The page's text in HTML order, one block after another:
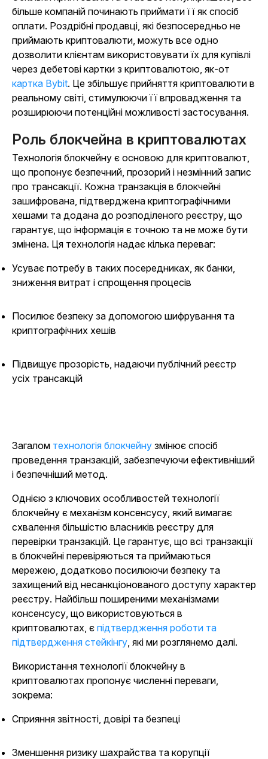
більше компаній починають приймати її як спосіб
оплати. Роздрібні продавці, які безпосередньо не
приймають криптовалюти, можуть все одно
дозволити клієнтам використовувати їх для купівлі
через дебетові картки з криптовалютою, як-от
картка Bybit. Це збільшує прийняття криптовалюти в
реальному світі, стимулюючи її впровадження та
розширюючи потенційні можливості застосування.
Роль блокчейна в криптовалютах
Технологія блокчейну є основою для криптовалют,
що пропонує безпечний, прозорий і незмінний запис
про трансакції. Кожна транзакція в блокчейні
зашифрована, підтверджена криптографічними
хешами та додана до розподіленого реєстру, що
гарантує, що інформація є точною та не може бути
змінена. Ця технологія надає кілька переваг:
Усуває потребу в таких посередниках, як банки,
зниження витрат і спрощення процесів
Посилює безпеку за допомогою шифрування та
криптографічних хешів
Підвищує прозорість, надаючи публічний реєстр
усіх трансакцій
Загалом технологія блокчейну змінює спосіб
проведення транзакцій, забезпечуючи ефективніший
і безпечніший метод.
Однією з ключових особливостей технології
блокчейну є механізм консенсусу, який вимагає
схвалення більшістю власників реєстру для
перевірки транзакцій. Це гарантує, що всі транзакції
в блокчейні перевіряються та приймаються
мережею, додатково посилюючи безпеку та
захищений від несанкціонованого доступу характер
реєстру. Найбільш поширеними механізмами
консенсусу, що використовуються в
криптовалютах, є підтвердження роботи та
підтвердження стейкінгу, які ми розглянемо далі.
Використання технології блокчейну в
криптовалютах пропонує численні переваги,
зокрема:
Сприяння звітності, довірі та безпеці
Зменшення ризику шахрайства та корупції